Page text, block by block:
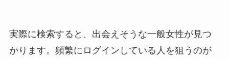
実際に検索すると、出会えそうな一般女性が見つ
かります。頻繁にログインしている人を狙うのが